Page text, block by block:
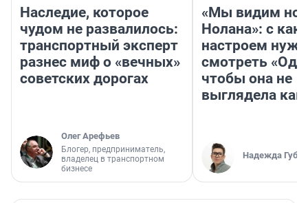
Наследие, которое
чудом не развалилось:
транспортный эксперт
разнес миф о «вечных»
советских дорогах
Олег Арефьев
Блогер, предприниматель,
владелец в транспортном
бизнесе
«Мы видим
Нолана»: с
настроем
смотреть
чтобы она не
выглядела как
Надежда